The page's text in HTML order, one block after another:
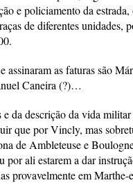
e policiamento da
de diferentes unidades,
assinaram as faturas são
Caneira (?)…
e da descrição da vida
que por Vincly, mas
de Ambleteuse e
por ali estarem a dar
provavelmente em Marthe-